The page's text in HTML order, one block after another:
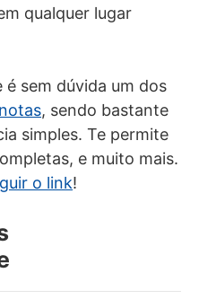
qualquer lugar
sem dúvida um dos
, sendo bastante
simples. Te permite
e muito mais.
o link!